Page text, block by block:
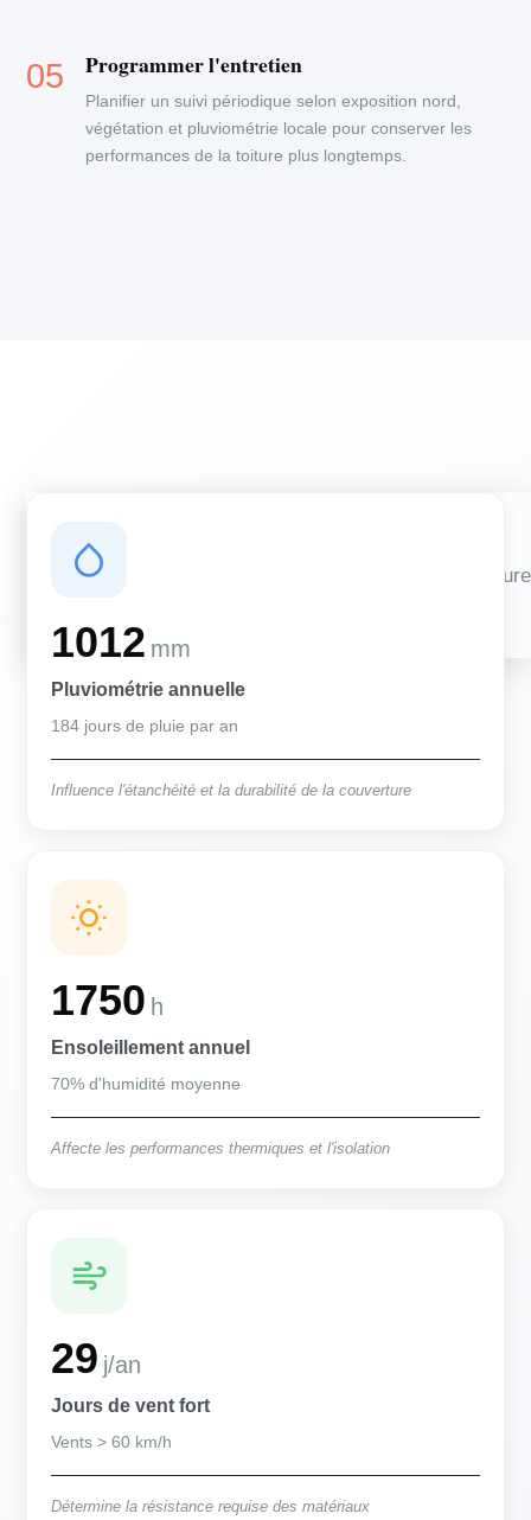
Programmer l'entretien
Planifier un suivi périodique selon exposition nord,
végétation et pluviométrie locale pour conserver les
performances de la toiture plus longtemps.
Des conditions qui influencent vos travaux de couverture
1012 mm
Pluviométrie annuelle
184 jours de pluie par an
Influence l'étanchéité et la durabilité de la couverture
1750 h
Ensoleillement annuel
70% d'humidité moyenne
Affecte les performances thermiques et l'isolation
29 j/an
Jours de vent fort
Vents > 60 km/h
Détermine la résistance requise des matériaux